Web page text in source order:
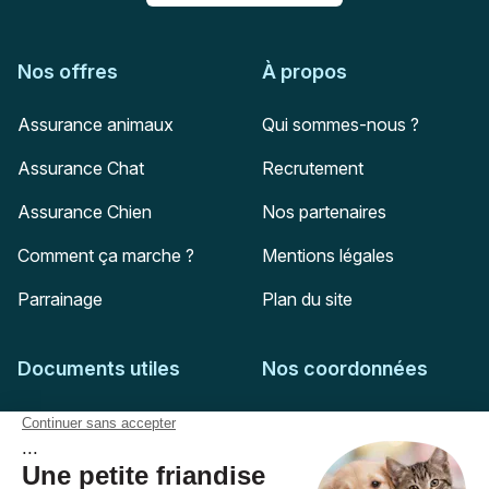
Nos offres
Assurance animaux
Assurance Chat
Assurance Chien
Comment ça marche ?
Parrainage
À propos
Qui sommes-nous ?
Recrutement
Nos partenaires
Mentions légales
Plan du site
Documents utiles
Feuille de soins
Conditions générales
Nos coordonnées
51-55 rue Hoche
94767
Ivry-sur-Seine